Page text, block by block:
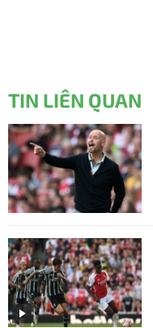
TIN LIÊN QUAN